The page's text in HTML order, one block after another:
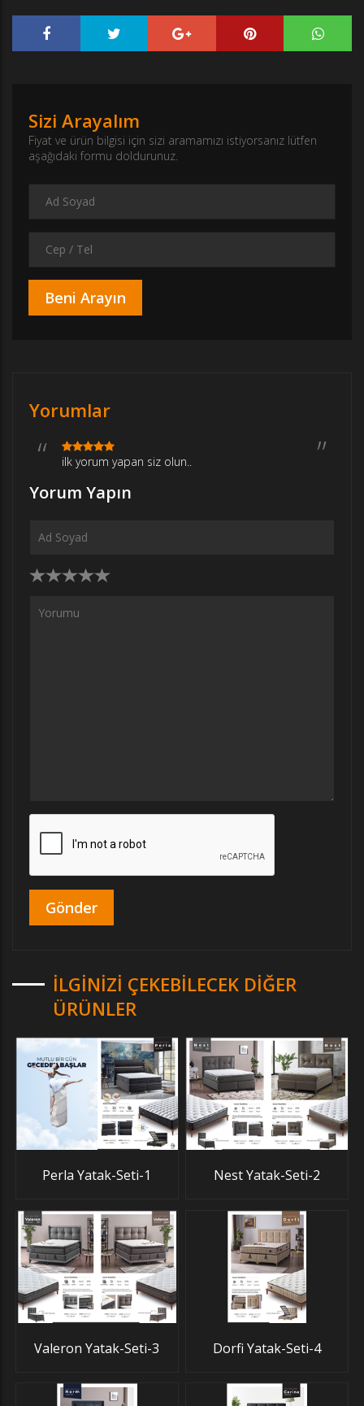
Sizi Arayalım
Fiyat ve ürün bilgisi için sizi aramamızı istiyorsanız lütfen
aşağıdaki formu doldurunuz.
Yorumlar
ilk yorum yapan siz olun..
Yorum Yapın
İLGINIZI ÇEKEBILECEK DIĞER
ÜRÜNLER
Perla Yatak-Seti-1 Nest Yatak-Seti-2
Valeron Yatak-Seti-3 Dorfi Yatak-Seti-4